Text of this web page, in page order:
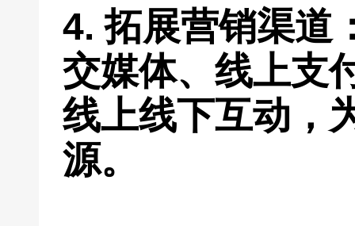
4. 拓展营销渠道
交媒体、线上支
线上线下互动，
源。